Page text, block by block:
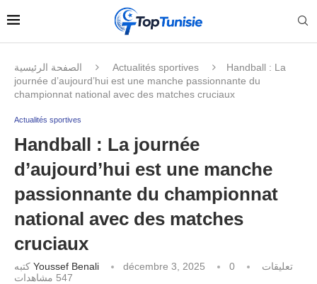
الصفحة الرئيسية Actualités sportives
Handball : La
journée d’aujourd’hui est une manche passionnante du
championnat national avec des matches cruciaux
Actualités sportives
Handball : La journée
d’aujourd’hui est une manche
passionnante du championnat
national avec des matches
cruciaux
Youssef Benali décembre 3, 2025
0 تعليقات
547 مشاهدات